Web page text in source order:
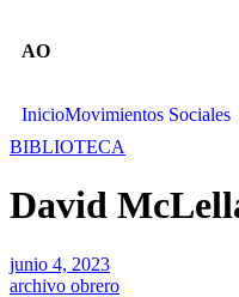
AO
InicioMovimientos Sociales
BIBLIOTECA
David
junio 4, 2023
archivo obrero